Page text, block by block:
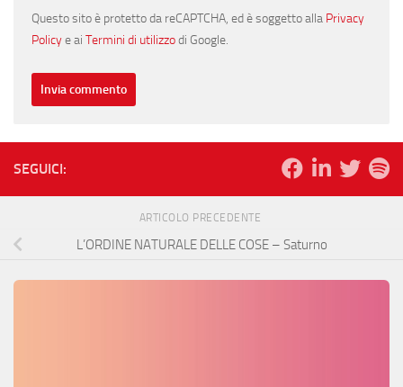
Questo sito è protetto da reCAPTCHA, ed è soggetto alla Privacy
Policye ai Termini di utilizzodi Google.
SEGUICI:
ARTICOLO PRECEDENTE
L’ORDINE NATURALE DELLE COSE – Saturno